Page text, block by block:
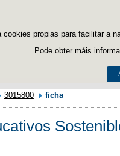
propias para facilitar a
Pode obter máis
3015800 ficha